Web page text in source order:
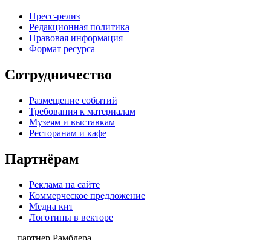
Пресс-релиз
Редакционная политика
Правовая информация
Формат ресурса
Сотрудничество
Размещение событий
Требования к материалам
Музеям и выставкам
Ресторанам и кафе
Партнёрам
Реклама на сайте
Коммерческое предложение
Медиа кит
Логотипы в векторе
— партнер Рамблера